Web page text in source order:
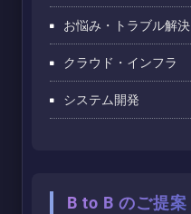
お悩み・トラブル解決
クラウド・インフラ
システム開発
B to B のご提案